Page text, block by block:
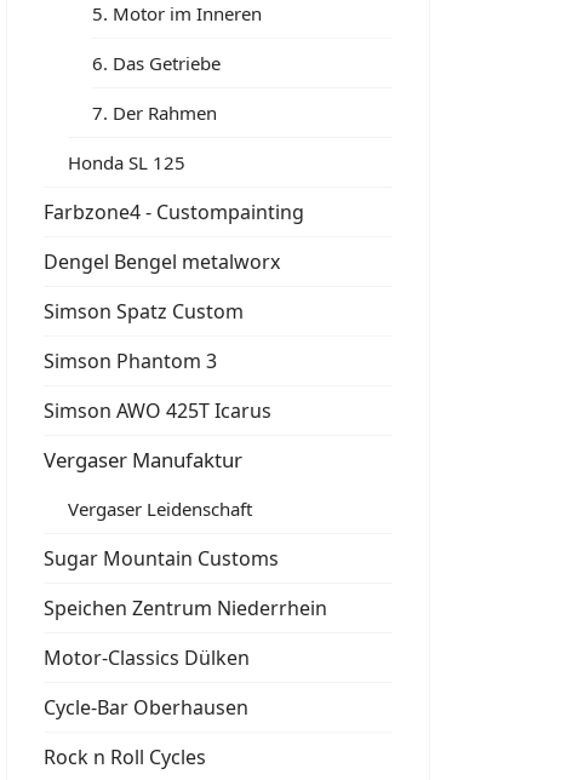
5. Motor im Inneren
6. Das Getriebe
7. Der Rahmen
Honda SL 125
Farbzone4 - Custompainting
Dengel Bengel metalworx
Simson Spatz Custom
Simson Phantom 3
Simson AWO 425T Icarus
Vergaser Manufaktur
Vergaser Leidenschaft
Sugar Mountain Customs
Speichen Zentrum Niederrhein
Motor-Classics Dülken
Cycle-Bar Oberhausen
Rock n Roll Cycles